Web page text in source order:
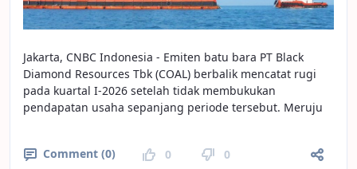
Jakarta, CNBC Indonesia - Emiten batu bara PT Black
Diamond Resources Tbk (COAL) berbalik mencatat rugi
pada kuartal I-2026 setelah tidak membukukan
pendapatan usaha sepanjang periode tersebut. Meruju
Comment (0) 0 0